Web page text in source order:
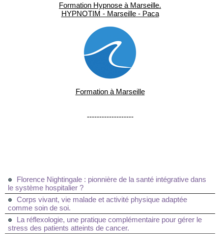
Formation Hypnose à Marseille.
HYPNOTIM - Marseille - Paca
Formation à Marseille
-------------------
Florence Nightingale : pionnière de la santé intégrative dans
le système hospitalier ?
Corps vivant, vie malade et activité physique adaptée
comme soin de soi.
La réflexologie, une pratique complémentaire pour gérer le
stress des patients atteints de cancer.